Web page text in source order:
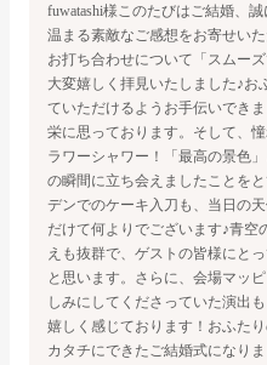
fuwatashi様このたびはご結婚、
温まる素敵なご感想をお寄せい
お打ち合わせについて「スムー
大変嬉しく拝見いたしました♪お
ていただけるようお手伝いでき
栄に思っております。 そして、
ラワーシャワー！
「最高の景色
の瞬間に立ち会えましたことを
デンでのケーキ入刀も、当日の
だけて何よりでございます♪青空
えも抜群で、ゲストの皆様にと
と思います。 さらに、会場マッ
しみにしてくださっていた演出
嬉しく感じております！ おふた
カタチにできたご結婚式になり